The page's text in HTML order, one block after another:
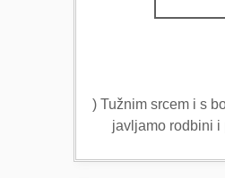
) Tužnim srcem i s
javljamo rodbini